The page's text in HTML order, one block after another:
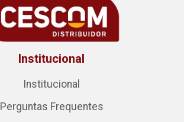
Institucional
Institucional
Perguntas Frequentes